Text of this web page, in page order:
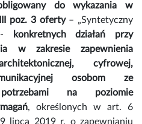
do wykazania w
poz. 3 oferty– „Syntetyczny
-
konkretnych działań przy
w zakresie zapewnienia
cyfrowej,
osobom ze
potrzebami na poziomie
, określonych w art. 6
lipca 2019 r. o zapewnianiu